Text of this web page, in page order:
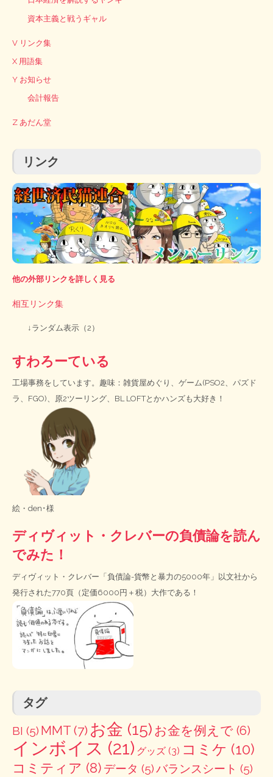
資本主義と戦うギャル
V リンク集
X 用語集
Y お知らせ
会計報告
Z あだん堂
リンク
他の外部リンクを詳しく見る
相互リンク集
↓ランダム表示（2）
すわろーている
工場事務をしています。趣味：雑貨屋めぐり、ゲーム(PSO2、パズド
ラ、FGO)、原2ツーリング、BL LOFTとかハンズも大好き！
絵・ den･様
ディヴィット・クレバーの負債論を読ん
でみた！
ディヴィット・クレバー「負債論-貨幣と暴力の5000年」以文社から
発行された770頁（定価6000円＋税）大作である！
タグ
BI (5) MMT (7) お金 (15) お金を例えで (6)
インボイス (21) グッズ (3) コミケ (10)
コミティア (8) データ (5)バランスシート (5)